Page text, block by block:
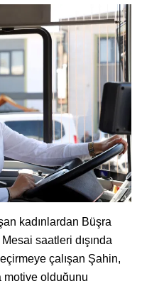
kadınlardan Büşra
saatleri dışında
çalışan Şahin,
motive olduğunu